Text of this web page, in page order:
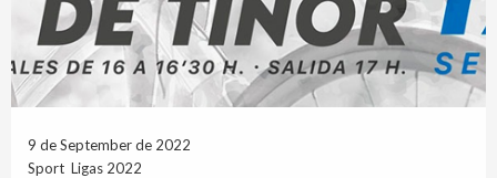
9 de September de 2022
Sport Ligas 2022